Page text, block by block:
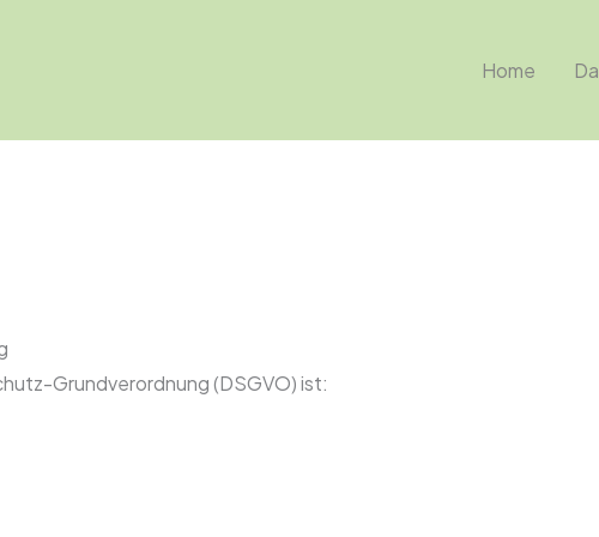
Home
Grundverordnung (DSGVO) ist: